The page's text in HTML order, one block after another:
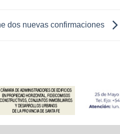
dos nuevas confirmaciones